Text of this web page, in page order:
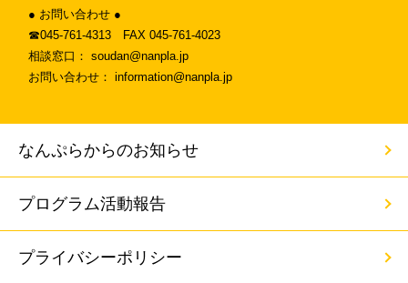
● お問い合わせ ●
☎︎045-761-4313 FAX 045-761-4023
相談窓口： soudan@nanpla.jp
お問い合わせ： information@nanpla.jp
なんぷらからのお知らせ
プログラム活動報告
プライバシーポリシー